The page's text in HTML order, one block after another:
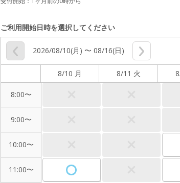
ご利用開始日時を選択してください
2026/08/10(月) 〜 08/16(日)
8/10 月 8/11 火
8:00〜
9:00〜
10:00〜
11:00〜